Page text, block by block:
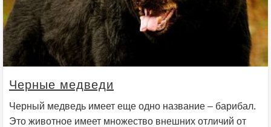
Черные медведи
Черный медведь имеет еще одно название – барибал.
Это животное имеет множество внешних отличий от